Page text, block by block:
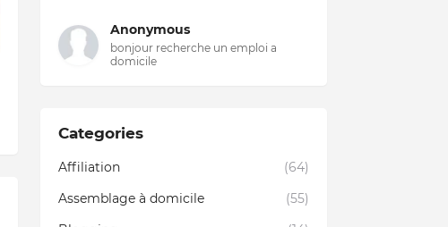
Anonymous
bonjour recherche un emploi a
domicile
Categories
Affiliation
(64)
Assemblage à domicile
(55)